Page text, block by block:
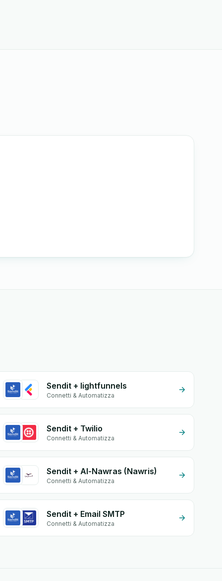
Sendit + lightfunnels
Connetti & Automatizza
Sendit + Twilio
Connetti & Automatizza
Sendit + Al-Nawras (Nawris)
Connetti & Automatizza
Sendit + Email SMTP
Connetti & Automatizza